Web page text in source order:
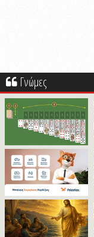
Γνώμες